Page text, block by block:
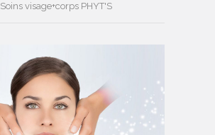
Soins visage+corps PHYT'S